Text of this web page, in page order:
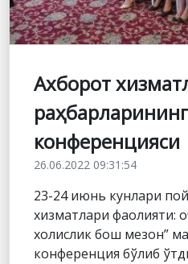
Ахборот
конференцияси
26.06.2022 09:31:54
23-24 июнь кунлари
хизматлари фаолияти:
холислик бош мезон”
конференция бўлиб